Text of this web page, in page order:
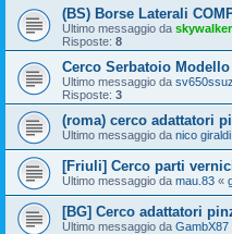
(BS) Borse Laterali
Ultimo messaggio da
Risposte: 8
Cerco Serbatoio Modello
Ultimo messaggio da
Risposte: 3
(roma) cerco adattatori
Ultimo messaggio da nico giraldi
[Friuli] Cerco parti
Ultimo messaggio da mau.83 «
[BG] Cerco adattatori
Ultimo messaggio da GambX87